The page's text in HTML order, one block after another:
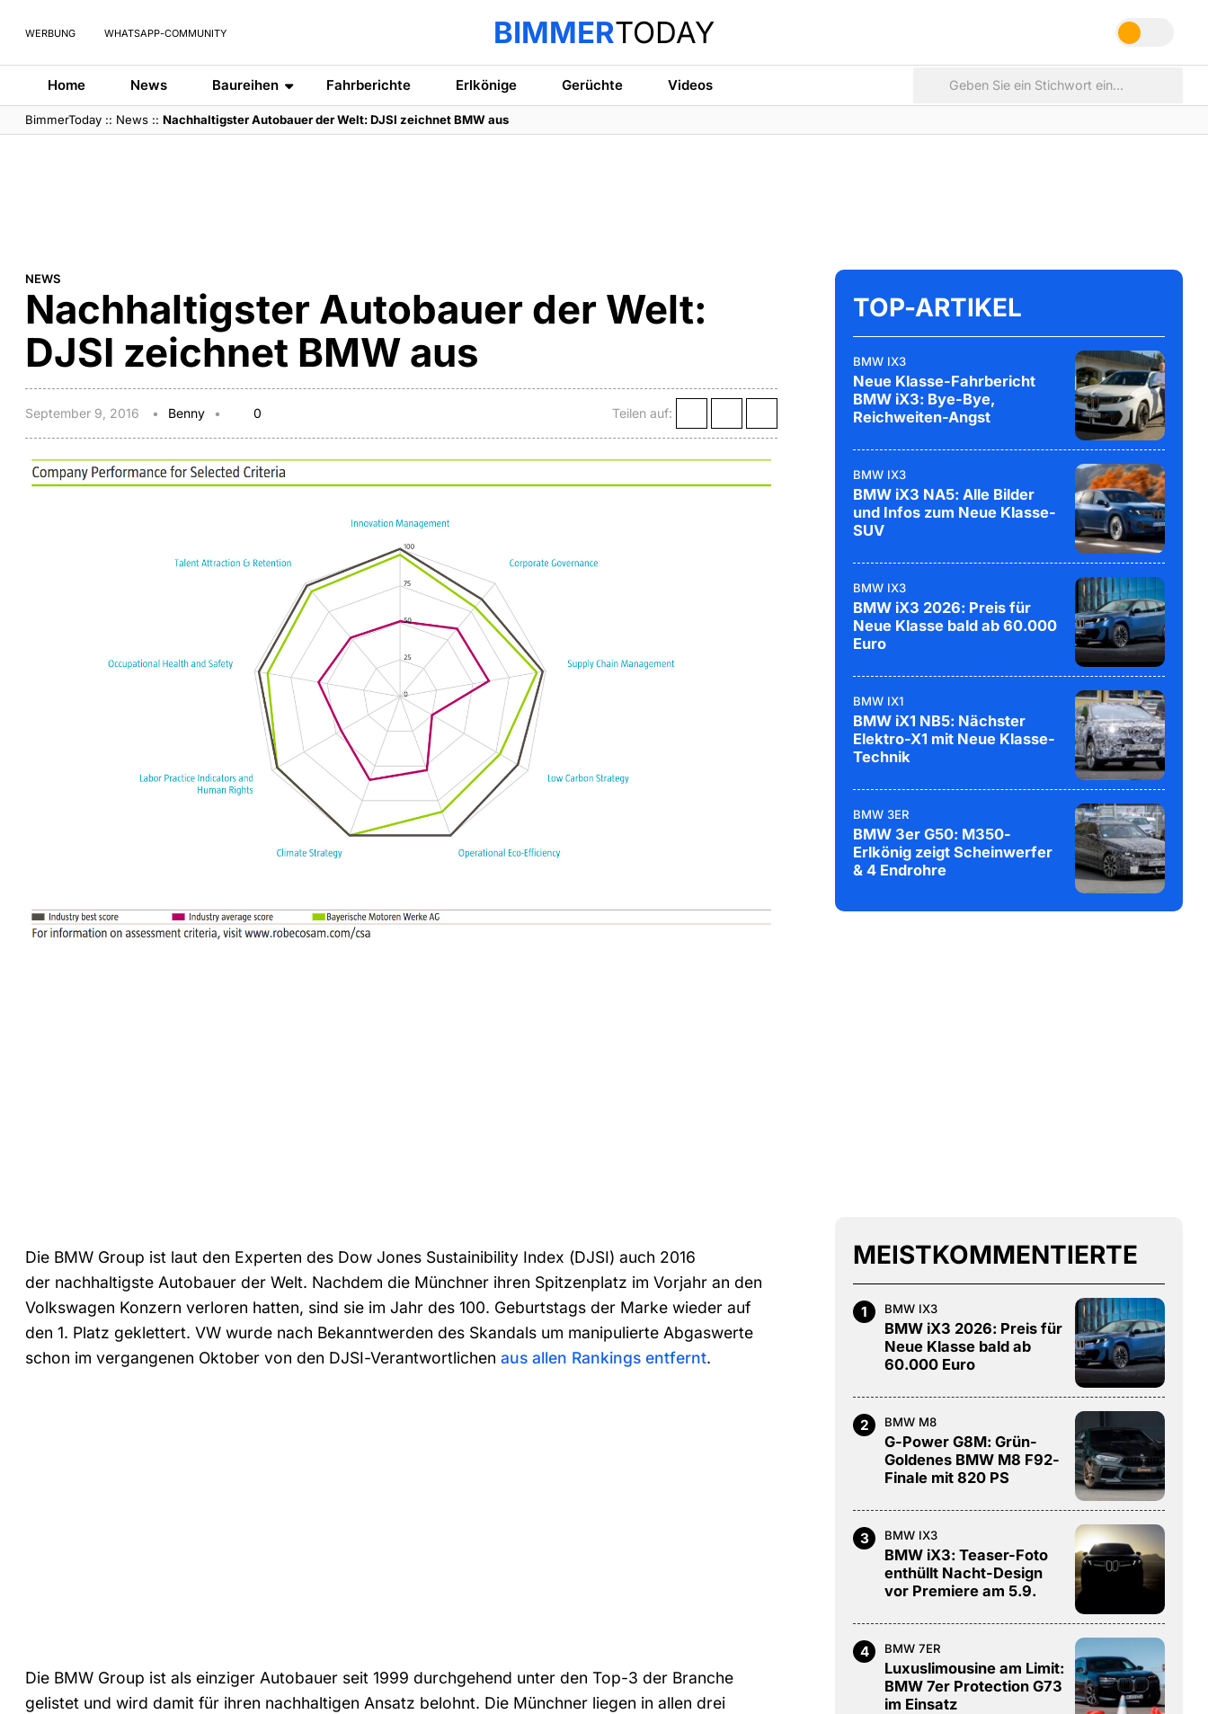
WERBUNG WHATSAPP-COMMUNITY BIMMERTODAY
Home News Baureihen Fahrberichte Erlkönige Gerüchte Videos
BimmerToday :: News ::Nachhaltigster Autobauer der Welt: DJSI zeichnet BMW aus
NEWS
Nachhaltigster Autobauer der Welt:
DJSI zeichnet BMW aus
September 9, 2016 Benny 0 Teilen auf:
Die BMW Group ist laut den Experten des Dow Jones Sustainibility Index (DJSI) auch 2016
der nachhaltigste Autobauer der Welt. Nachdem die Münchner ihren Spitzenplatz im Vorjahr an den
Volkswagen Konzern verloren hatten, sind sie im Jahr des 100. Geburtstags der Marke wieder auf
den 1. Platz geklettert. VW wurde nach Bekanntwerden des Skandals um manipulierte Abgaswerte
schon im vergangenen Oktober von den DJSI-Verantwortlichenaus allen Rankings entfernt.
Die BMW Group ist als einziger Autobauer seit 1999 durchgehend unter den Top-3 der Branche
gelistet und wird damit für ihren nachhaltigen Ansatz belohnt. Die Münchner liegen in allen drei
TOP-ARTIKEL
BMW IX3
Neue Klasse-Fahrbericht
BMW iX3: Bye-Bye,
Reichweiten-Angst
BMW IX3
BMW iX3 NA5: Alle Bilder
und Infos zum Neue Klasse-
SUV
BMW IX3
BMW iX3 2026: Preis für
Neue Klasse bald ab 60.000
Euro
BMW IX1
BMW iX1 NB5: Nächster
Elektro-X1 mit Neue Klasse-
Technik
BMW 3ER
BMW 3er G50: M350-
Erlkönig zeigt Scheinwerfer
& 4 Endrohre
MEISTKOMMENTIERTE
1 BMW IX3
BMW iX3 2026: Preis für
Neue Klasse bald ab
60.000 Euro
2 BMW M8
G-Power G8M: Grün-
Goldenes BMW M8 F92-
Finale mit 820 PS
3 BMW IX3
BMW iX3: Teaser-Foto
enthüllt Nacht-Design
vor Premiere am 5.9.
4 BMW 7ER
Luxuslimousine am Limit:
BMW 7er Protection G73
im Einsatz